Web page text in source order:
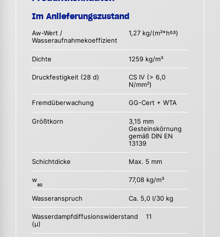
Im Anlieferungszustand
Aw-Wert /
Wasseraufnahmekoeffizient
1,27 kg/(m²*h0,5)
Dichte 1259 kg/m³
Druckfestigkeit (28 d)
CS IV (> 6,0
N/mm²)
Fremdüberwachung GG-Cert + WTA
Größtkorn
3,15 mm
Gesteinskörnung
gemäß DIN EN
13139
Schichtdicke Max. 5 mm
w
80
77,08 kg/m³
Wasseranspruch Ca. 5,0 l/30 kg
Wasserdampfdiffusionswiderstand
(µ)
11